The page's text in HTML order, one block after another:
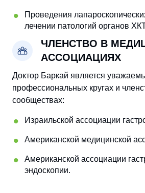
Проведения
лечении патологий органов
ЧЛЕНСТВО В
АССОЦИАЦИЯХ
Доктор Баркай является
профессиональных кругах и
сообществах:
Израильской ассоциации
Американской медицинской
Американской ассоциации
эндоскопии.